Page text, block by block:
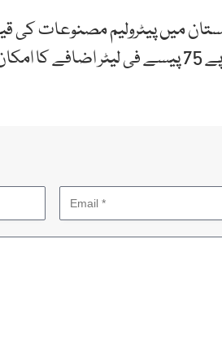
میں پیٹرولیم مصنوعات کی